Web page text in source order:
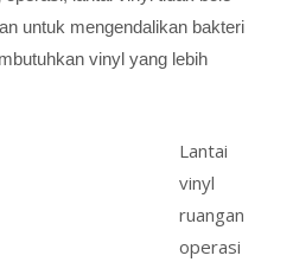
untuk mengendalikan bakteri
vinyl yang lebih
Lantai
vinyl
ruangan
operasi